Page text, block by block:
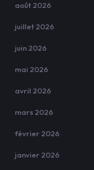
août 2026
juillet 2026
juin 2026
mai 2026
avril 2026
mars 2026
février 2026
janvier 2026